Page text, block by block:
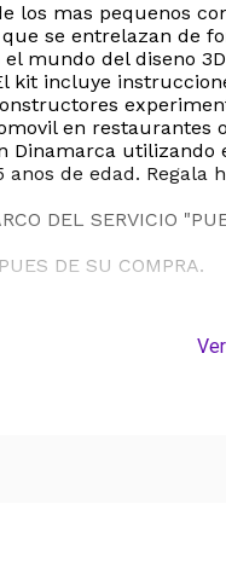
los mas pequenos
se entrelazan de
mundo del diseno
incluye
en
de edad.
DEL SERVICIO
DE SU COMPRA.